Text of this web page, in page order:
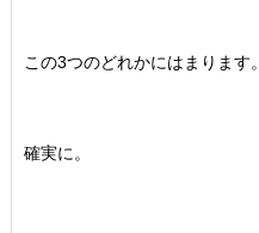
この3つのどれかにはまります。
確実に。